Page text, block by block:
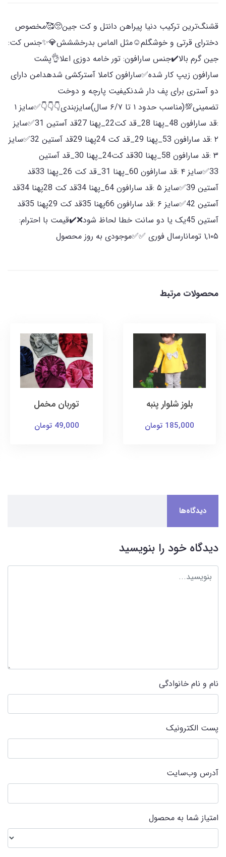
قشنگ‌ترین ترکیب دنیا پیراهن دانتل و کت جین🥺🥰مخصوص
دخترای قرتی و خوشگلم☺️مثل الماس بدرخششش💎✨جنس کت:
جین گرم بالا✔️جنس سارافون: تور خامه دوزی اعلا👌پشت
سارافون زیپ کار شده✅سارافون کاملا آسترکشی شدهدامن دارای
دو آستری برای پف دار شدنکیفیت پارچه و دوخت
تضمینی💯(مناسب حدود ۱ تا ۶/۷ سال)سایزبندی👇👇👇✅سایز ۱
:قد سارافون 48_پهنا 28_قد کت22_پهنا 27قد آستین 31✅سایز
۲ :قد سارافون 53_پهنا 29_قد کت 24پهنا 29قد آستین 32✅سایز
۳ :قد سارافون 58_پهنا 30قد کت24_پهنا 30_قد آستین
33✅سایز ۴ :قد سارافون 60_پهنا 31_قد کت 26_پهنا 33قد
آستین 39✅سایز ۵ :قد سارافون 64_پهنا 34قد کت 28پهنا 34قد
آستین 42✅سایز ۶ :قد سارافون 66پهنا 35قد کت 29پهنا 35قد
آستین 45یک یا دو سانت خطا لحاظ شود❌✔️قیمت با احترام:
۱,۱۰۵ تومانارسال فوری ✅✅موجودی به روز محصول
محصولات مرتبط
بلوز شلوار پنبه
185,000 تومان
توربان مخمل
49,000 تومان
دیدگاه‌ها
دیدگاه خود را بنویسید
نام و نام خانوادگی
پست الکترونیک
آدرس وب‌سایت
امتیاز شما به محصول